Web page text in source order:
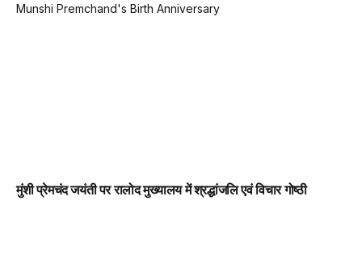
मुंशी प्रेमचंद जयंती पर रालोद मुख्यालय में श्रद्धांजलि एवं विचार गोष्ठी